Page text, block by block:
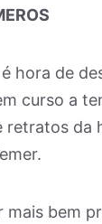
hora de
curso a
retratos da
mais bem